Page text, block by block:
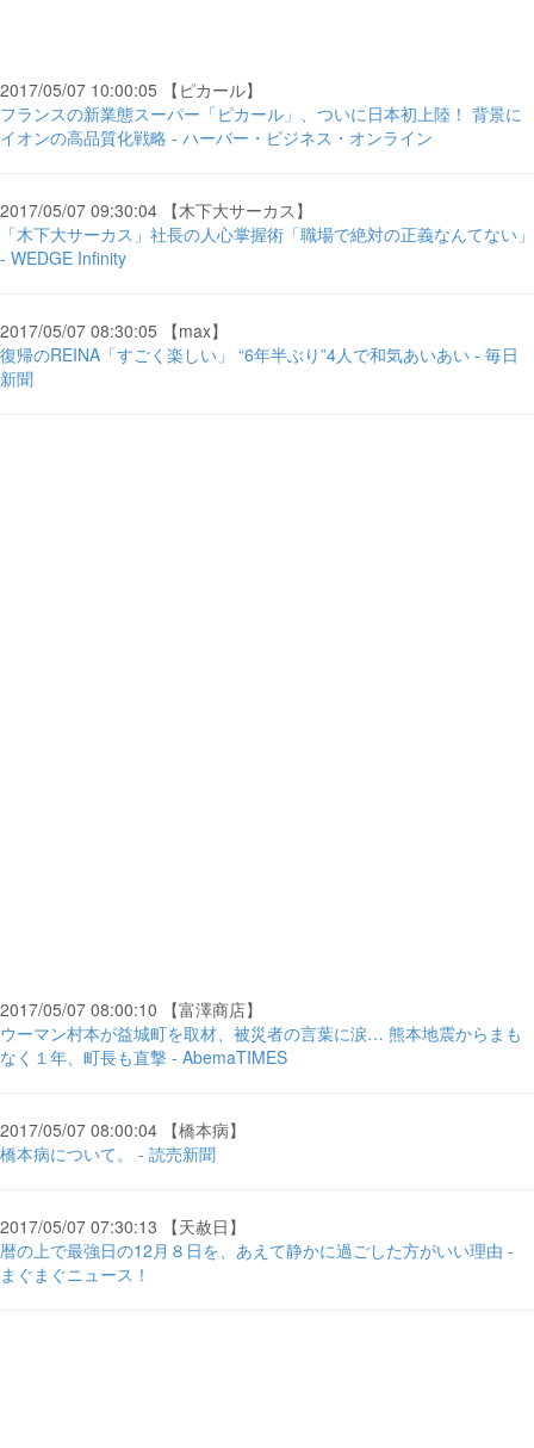
2017/05/07 10:00:05 【ピカール】
フランスの新業態スーパー「ピカール」、ついに日本初上陸！ 背景に
イオンの高品質化戦略 - ハーバー・ビジネス・オンライン
2017/05/07 09:30:04 【木下大サーカス】
「木下大サーカス」社長の人心掌握術「職場で絶対の正義なんてない」
- WEDGE Infinity
2017/05/07 08:30:05 【max】
復帰のREINA「すごく楽しい」 “6年半ぶり”4人で和気あいあい - 毎日
新聞
2017/05/07 08:00:10 【富澤商店】
ウーマン村本が益城町を取材、被災者の言葉に涙… 熊本地震からまも
なく１年、町長も直撃 - AbemaTIMES
2017/05/07 08:00:04 【橋本病】
橋本病について。 - 読売新聞
2017/05/07 07:30:13 【天赦日】
暦の上で最強日の12月８日を、あえて静かに過ごした方がいい理由 -
まぐまぐニュース！